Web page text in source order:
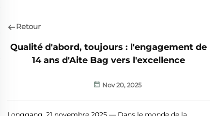
Retour
Qualité d'abord, toujours : l'engagement de
14 ans d'Aite Bag vers l'excellence
Nov 20, 2025